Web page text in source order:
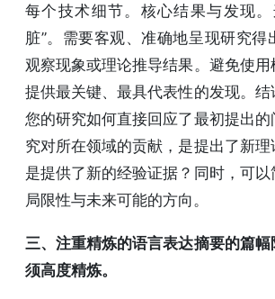
每个技术细节。核心结果与发现
脏”。需要客观、准确地呈现研究得
观察现象或理论推导结果。避免使
提供最关键、最具代表性的发现。
您的研究如何直接回应了最初提出
究对所在领域的贡献，是提出了新
是提供了新的经验证据？同时，可
局限性与未来可能的方向。
三、注重精炼的语言表达摘要的篇
须高度精炼。